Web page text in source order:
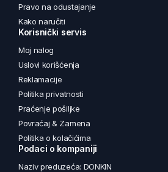
Pravo na odustajanje
Kako naručiti
Korisnički servis
Moj nalog
Uslovi korišćenja
Reklamacije
Politika privatnosti
Praćenje pošiljke
Povraćaj & Zamena
Politika o kolačićima
Podaci o kompaniji
Naziv preduzeća: DONKIN